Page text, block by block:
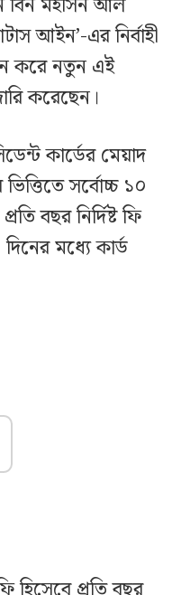
আইন’-এর নির্বাহী
করে নতুন এই
করেছেন।
কার্ডের মেয়াদ
সর্বোচ্চ ১০
বছর নির্দিষ্ট ফি
মধ্যে কার্ড